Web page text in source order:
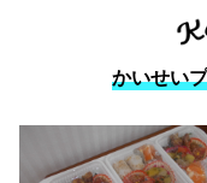
かいせい